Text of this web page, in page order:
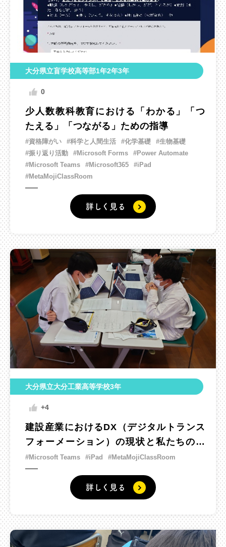
大分県立盲学校高等部1年2年3年
0
少人数教科教育における「わかる」「つ
たえる」「つながる」ための指導
#資格障がい #科学と人間生活 #化学基礎
#生物基礎
#振り返り活動
#Microsoft Forms
#Power Automate
#Microsoft Teams
#Microsoft365
#iPad
#MetaMojiClassRoom
詳しく見る
大分県立大分工業高等学校3年
+4
建設産業におけるDX（デジタルトランス
フォーメーション）の現状と私たちの考
える未来の建設産業の姿
#Microsoft Teams #iPad #MetaMojiClassRoom
詳しく見る